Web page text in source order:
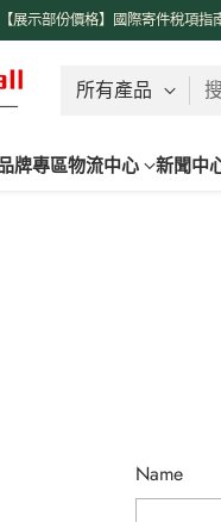
展示部份價格】 國際寄件稅項指
了解更多
牌專區物流中心 新聞中
Name